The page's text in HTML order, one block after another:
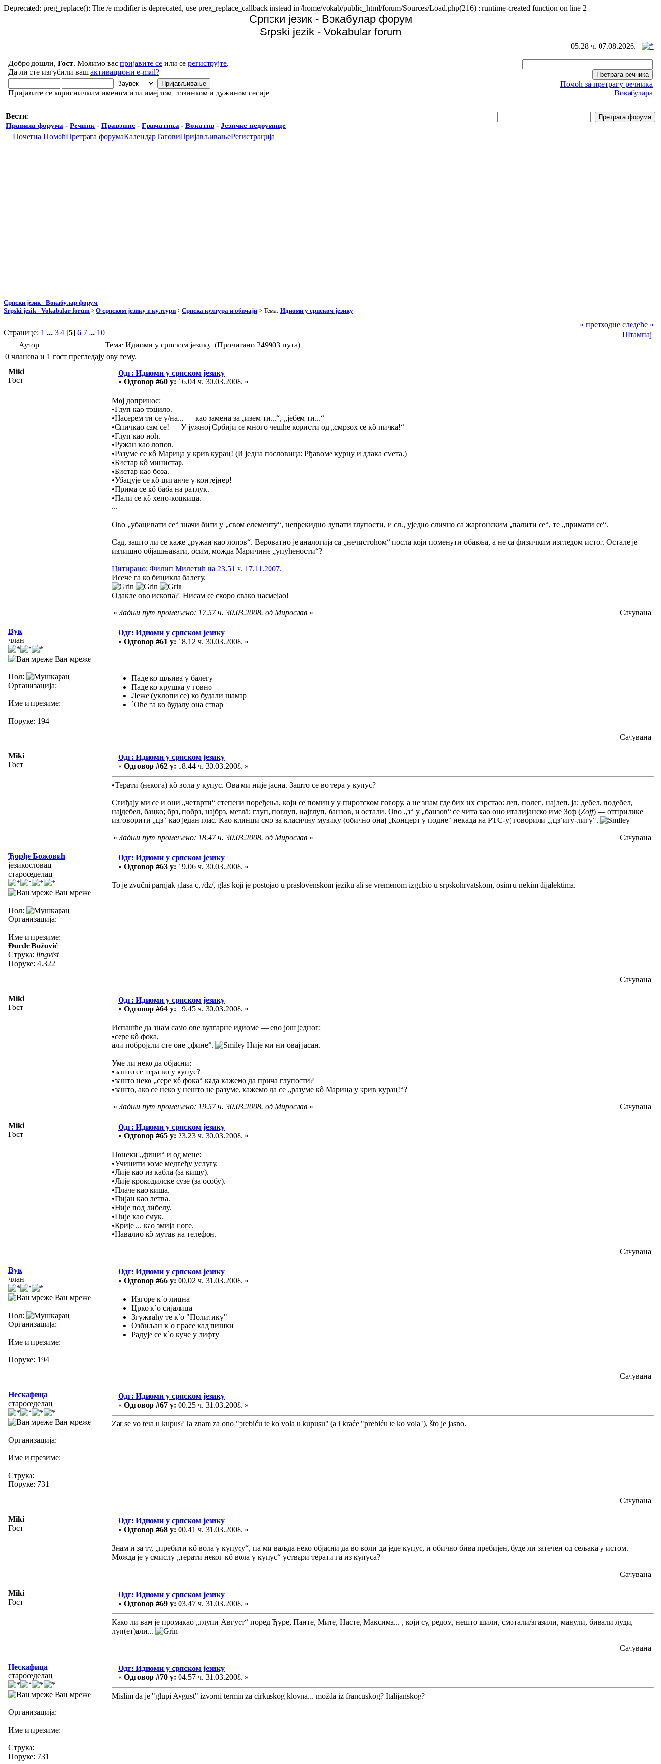
Deprecated: preg_replace(): The /e modifier is deprecated, use preg_replace_callback instead in /home/vokab/public_html/forum/Sources/Load.php(216) : runtime-created function on line 2
Српски језик - Вокабулар форум
Srpski jezik - Vokabular forum
05.28 ч. 07.08.2026.
Добро дошли, Гост. Молимо вас пријавите се или се региструјте.
Да ли сте изгубили ваш активациони e-mail?
Пријавите се корисничким именом или имејлом, лозинком и дужином сесије
Помоћ за претрагу речника
Вокабулара
Вести:
Правила форума - Речник - Правопис - Граматика - Вокатив - Језичке недоумице
Почетна ПомоћПретрага форумаКалендарТаговиПријављивањеРегистрација
Српски језик - Вокабулар форум
Srpski jezik - Vokabular forum > О српском језику и култури > Српска култура и обичаји > Тема: Идиоми у српском језику
Странице: 1 ... 3 4 [5] 6 7 ... 10
« претходне следеће »
Штампај
Аутор
Тема: Идиоми у српском језику (Прочитано 249903 пута)
0 чланова и 1 гост прегледају ову тему.
Miki
Гост
Одг: Идиоми у српском језику
« Одговор #60 у: 16.04 ч. 30.03.2008. »
Мој допринос:
•Глуп као тоцило.
•Насерем ти се у/на... — као замена за „изем ти...“, „јебем ти...“
•Спичкао сам се! — У јужној Србији се много чешће користи од „смрзох се кô пичка!“
•Глуп као ноћ.
•Ружан као лопов.
•Разуме се кô Марица у крив курац! (И једна пословица: Рђавоме курцу и длака смета.)
•Бистар кô министар.
•Бистар као боза.
•Убацује се кô циганче у контејнер!
•Прима се кô баба на ратлук.
•Пали се кô хепо-коцкица.
...
Ово „убацивати се“ значи бити у „свом елементу“, непрекидно лупати глупости, и сл., уједно слично са жаргонским „палити се“, те „примати се“.
Сад, зашто ли се каже „ружан као лопов“. Вероватно је аналогија са „нечистоћом“ посла који поменути обавља, а не са физичким изгледом истог. Остале је
излишно објашњавати, осим, можда Маричине „упућености“?
Цитирано: Филип Милетић на 23.51 ч. 17.11.2007.
Исече га ко бицикла балегу.
Одакле ово ископа?! Нисам се скоро овако насмејао!
« Задњи пут промењено: 17.57 ч. 30.03.2008. од Мирослав » Сачувана
Вук
члан
Ван мреже
Пол:
Организација:
Име и презиме:
Поруке: 194
Одг: Идиоми у српском језику
« Одговор #61 у: 18.12 ч. 30.03.2008. »
Паде ко шљива у балегу
Паде ко крушка у говно
Леже (уклопи се) ко будали шамар
`Оће га ко будалу она ствар
Сачувана
Miki
Гост
Одг: Идиоми у српском језику
« Одговор #62 у: 18.44 ч. 30.03.2008. »
•Tерати (некога) кô вола у купус. Ова ми није јасна. Зашто се во тера у купус?
Свиђају ми се и они „четврти“ степени поређења, који се помињу у пиротском говору, а не знам где бих их сврстао: леп, полеп, најлеп, ја; дебел, подебел,
најдебел, бацко; брз, побрз, најбрз, метлȁ; глуп, поглуп, најглуп, банзов, и остали. Ово „з“ у „банзов“ се чита као оно италијанско име Зоф (Zoff) — отприлике
изговорити „цз“ као један глас. Као клинци смо за класичну музику (обично онај „Концерт у подне“ некада на РТС-у) говорили „,цз’игу-лигу“.
« Задњи пут промењено: 18.47 ч. 30.03.2008. од Мирослав » Сачувана
Ђорђе Божовић
језикословац
староседелац
Ван мреже
Пол:
Организација:
Име и презиме:
Đorđe Božović
Струка: lingvist
Поруке: 4.322
Одг: Идиоми у српском језику
« Одговор #63 у: 19.06 ч. 30.03.2008. »
To je zvučni parnjak glasa c, /dz/, glas koji je postojao u praslovenskom jeziku ali se vremenom izgubio u srpskohrvatskom, osim u nekim dijalektima.
Сачувана
Miki
Гост
Одг: Идиоми у српском језику
« Одговор #64 у: 19.45 ч. 30.03.2008. »
Испашће да знам само ове вулгарне идиоме — ево још једног:
•сере кô фока,
али побројали сте оне „фине“.
Није ми ни овај јасан.
Уме ли неко да објасни:
•зашто се тера во у купус?
•зашто неко „сере кô фока“ када кажемо да прича глупости?
•зашто, ако се неко у нешто не разуме, кажемо да се „разуме кô Марица у крив курац!“?
« Задњи пут промењено: 19.57 ч. 30.03.2008. од Мирослав » Сачувана
Miki
Гост
Одг: Идиоми у српском језику
« Одговор #65 у: 23.23 ч. 30.03.2008. »
Понеки „фини“ и од мене:
•Учинити коме медвеђу услугу.
•Лије као из кабла (за кишу).
•Лије крокодилске сузе (за особу).
•Плаче као киша.
•Пијан као летва.
•Није под либелу.
•Пије као смук.
•Крије ... као змија ноге.
•Навалио кô мутав на телефон.
Сачувана
Вук
члан
Ван мреже
Пол:
Организација:
Име и презиме:
Поруке: 194
Одг: Идиоми у српском језику
« Одговор #66 у: 00.02 ч. 31.03.2008. »
Изгоре к`о лицна
Црко к`о сијалица
Згужваћу те к`о "Политику"
Озбиљан к`о прасе кад пишки
Радује се к`о куче у лифту
Сачувана
Нескафица
староседелац
Ван мреже
Организација:
Име и презиме:
Струка:
Поруке: 731
Одг: Идиоми у српском језику
« Одговор #67 у: 00.25 ч. 31.03.2008. »
Zar se vo tera u kupus? Ja znam za ono "prebiću te ko vola u kupusu" (a i kraće "prebiću te ko vola"), što je jasno.
Сачувана
Miki
Гост
Одг: Идиоми у српском језику
« Одговор #68 у: 00.41 ч. 31.03.2008. »
Знам и за ту, „пребити кô вола у купусу“, па ми ваљда неко објасни да во воли да једе купус, и обично бива пребијен, буде ли затечен од сељака у истом.
Можда је у смислу „терати неког кô вола у купус“ уствари терати га из купуса?
Сачувана
Miki
Гост
Одг: Идиоми у српском језику
« Одговор #69 у: 03.47 ч. 31.03.2008. »
Како ли вам је промакао „глупи Август“ поред Ђуре, Панте, Мите, Насте, Максима... , који су, редом, нешто шили, смотали/згазили, манули, бивали луди,
луп(ет)али...
Сачувана
Нескафица
староседелац
Ван мреже
Организација:
Име и презиме:
Струка:
Поруке: 731
Одг: Идиоми у српском језику
« Одговор #70 у: 04.57 ч. 31.03.2008. »
Mislim da je "glupi Avgust" izvorni termin za cirkuskog klovna... možda iz francuskog? Italijanskog?